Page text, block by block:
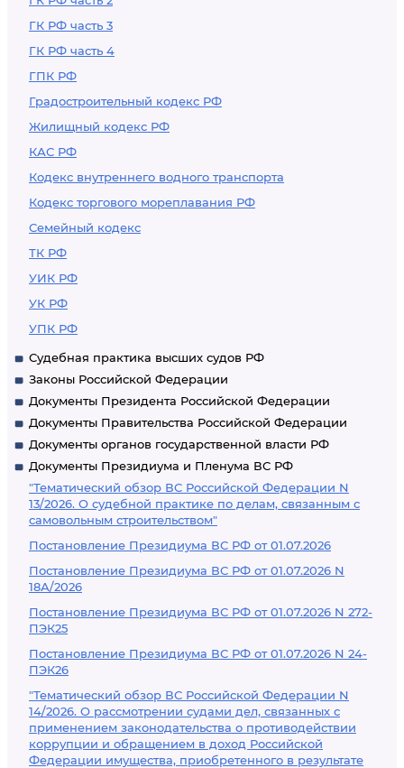
ГК РФ часть 3
ГК РФ часть 4
ГПК РФ
Градостроительный кодекс РФ
Жилищный кодекс РФ
КАС РФ
Кодекс внутреннего водного транспорта
Кодекс торгового мореплавания РФ
Семейный кодекс
ТК РФ
УИК РФ
УК РФ
УПК РФ
Судебная практика высших судов РФ
Законы Российской Федерации
Документы Президента Российской Федерации
Документы Правительства Российской Федерации
Документы органов государственной власти РФ
Документы Президиума и Пленума ВС РФ
"Тематический обзор ВС Российской Федерации N
13/2026. О судебной практике по делам, связанным с
самовольным строительством"
Постановление Президиума ВС РФ от 01.07.2026
Постановление Президиума ВС РФ от 01.07.2026 N
18А/2026
Постановление Президиума ВС РФ от 01.07.2026 N 272-
ПЭК25
Постановление Президиума ВС РФ от 01.07.2026 N 24-
ПЭК26
"Тематический обзор ВС Российской Федерации N
14/2026. О рассмотрении судами дел, связанных с
применением законодательства о противодействии
коррупции и обращением в доход Российской
Федерации имущества, приобретенного в результате